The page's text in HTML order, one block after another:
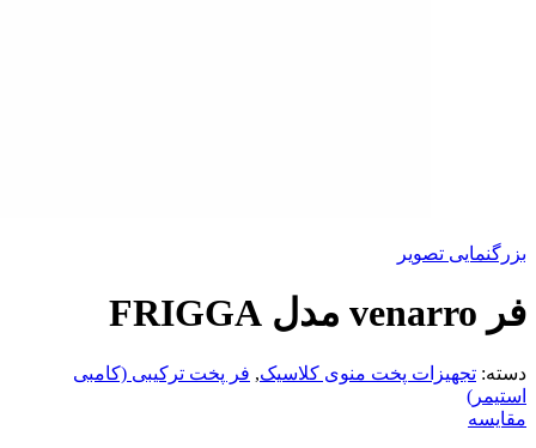
بزرگنمایی تصویر
فر venarro مدل FRIGGA
دسته: تجهیزات پخت منوی کلاسیک, فر پخت ترکیبی (کامبی
استیمر)
مقایسه